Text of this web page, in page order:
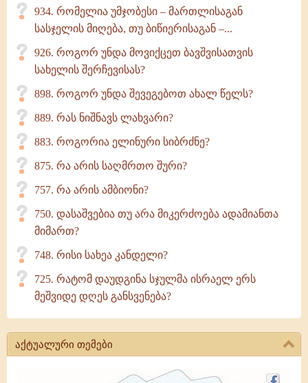
934. რომელია უმჯობესი – მართლისაგან
სასჯელის მიღება, თუ ბიწიერისაგან –...
926. როგორ უნდა მოვიქცეთ ბავშვისათვის
სახელის შერჩევისას?
898. როგორ უნდა შევეგებოთ ახალ წელს?
889. რას ნიშნავს ლახვარი?
883. როგორია ელინური სიბრძნე?
875. რა არის საღმრთო შური?
757. რა არის ამბიონი?
750. დასაშვებია თუ არა მიკერძოება ადამიანთა
მიმართ?
748. რისი სახეა კანდელი?
725. რატომ დაუდგინა სჯულმა ისრაელ ერს
მეშვიდე დღეს განსვენება?
აქტუალური თემები